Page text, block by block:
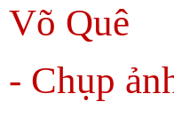
Võ Quê
- Chụp